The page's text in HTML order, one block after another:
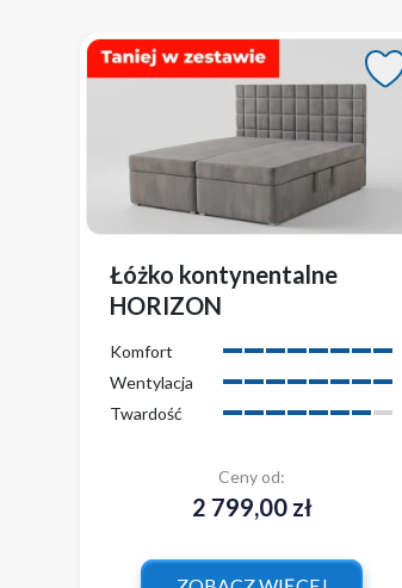
Łóżko kontynentalne
HORIZON
Komfort
Wentylacja
Twardość
Ceny od:
2 799,00 zł